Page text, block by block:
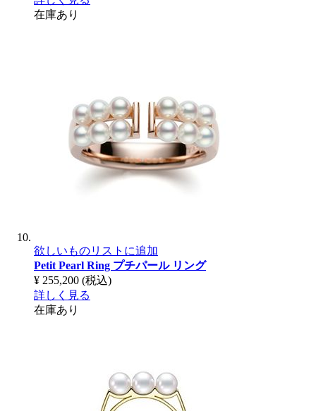
在庫あり
欲しいものリストに追加
Petit Pearl Ring プチパール リング
¥ 255,200 (税込)
詳しく見る
在庫あり